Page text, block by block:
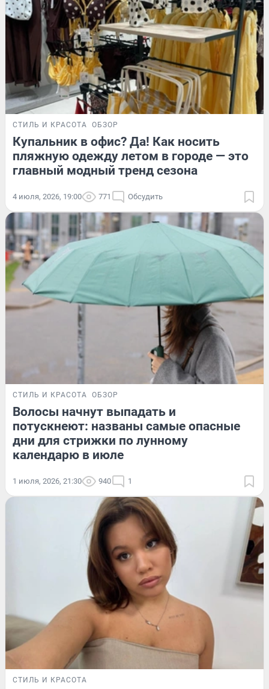
СТИЛЬ И КРАСОТА ОБЗОР
Купальник в офис? Да! Как носить
пляжную одежду летом в городе — это
главный модный тренд сезона
4 июля, 2026, 19:00 771 Обсудить
СТИЛЬ И КРАСОТА ОБЗОР
Волосы начнут выпадать и
потускнеют: названы самые опасные
дни для стрижки по лунному
календарю в июле
1 июля, 2026, 21:30 940 1
СТИЛЬ И КРАСОТА